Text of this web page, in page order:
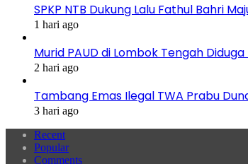
SPKP NTB Dukung Lalu Fathul Bahri
1 hari ago
Murid PAUD di Lombok Tengah
2 hari ago
Tambang Emas Ilegal TWA Prabu
3 hari ago
Recent
Popular
Comments